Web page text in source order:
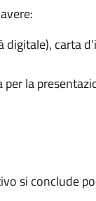
carta
la
si conclude